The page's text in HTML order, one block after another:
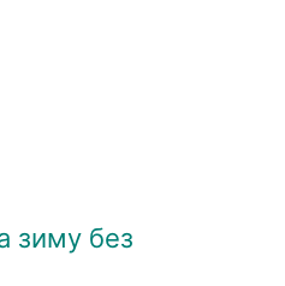
зиму без